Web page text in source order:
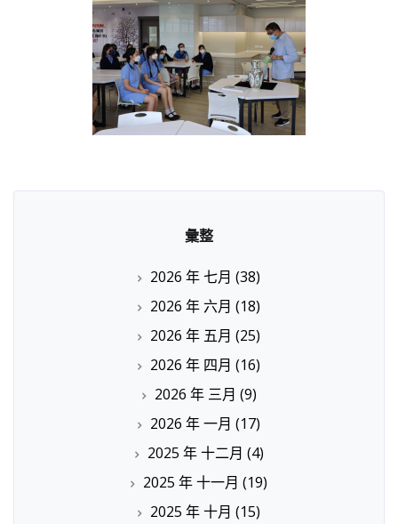
彙整
2026 年 七月 (38)
2026 年 六月 (18)
2026 年 五月 (25)
2026 年 四月 (16)
2026 年 三月 (9)
2026 年 一月 (17)
2025 年 十二月 (4)
2025 年 十一月 (19)
2025 年 十月 (15)